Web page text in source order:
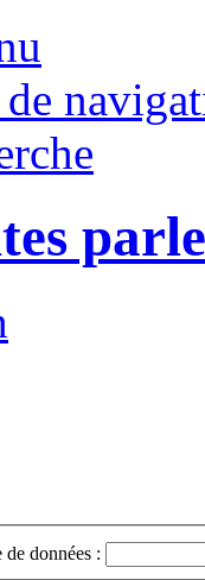
de données :